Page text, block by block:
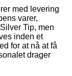
med levering
varer,
Tip, men
inden et
for at nå at få
drager